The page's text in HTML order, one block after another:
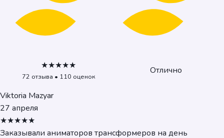
★★★★★
72 отзыва • 110 оценок
Отлично
Viktoria Mazyar
27 апреля
★★★★★
Заказывали аниматоров трансформеров на день